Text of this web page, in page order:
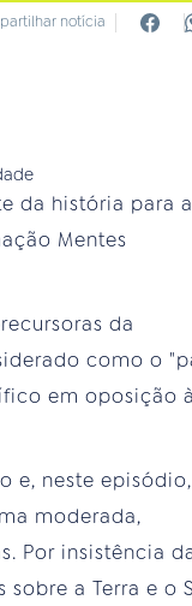
notícia
da história para a
Mentes
da
como o
em oposição à
e, neste episódio,
moderada,
Por insistência
a Terra e o